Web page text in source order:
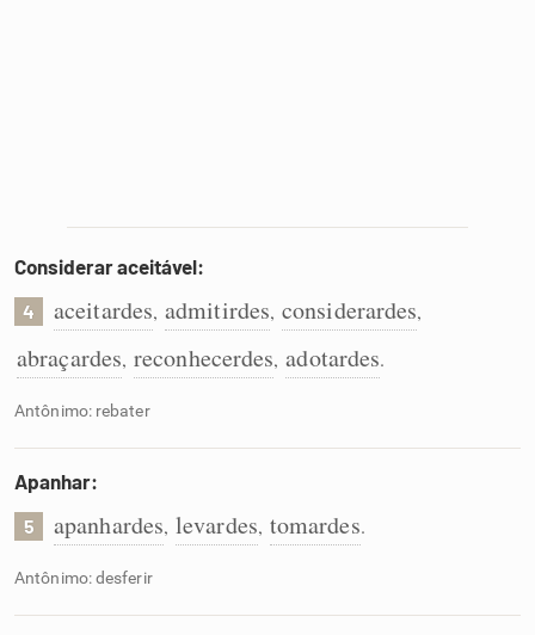
Considerar aceitável:
4 aceitardes, admitirdes, considerardes,
abraçardes, reconhecerdes, adotardes.
Antônimo: rebater
Apanhar:
5 apanhardes, levardes, tomardes.
Antônimo: desferir